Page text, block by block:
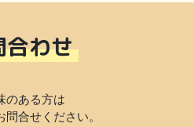
合わせ
のある方は
問合せください。